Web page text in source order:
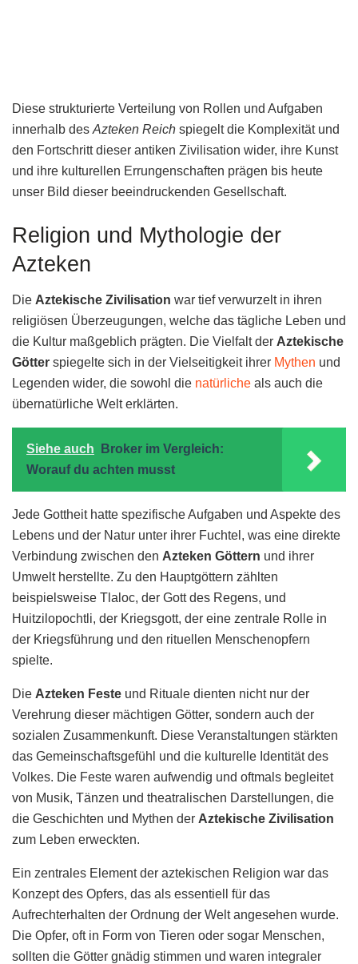
Diese strukturierte Verteilung von Rollen und Aufgaben
innerhalb desAzteken Reich spiegelt die Komplexität und
den Fortschritt dieser antiken Zivilisation wider, ihre Kunst
und ihre kulturellen Errungenschaften prägen bis heute
unser Bild dieser beeindruckenden Gesellschaft.
Religion und Mythologie der
Azteken
Die Aztekische Zivilisation war tief verwurzelt in ihren
religiösen Überzeugungen, welche das tägliche Leben und
die Kultur maßgeblich prägten. Die Vielfalt der Aztekische
Götter spiegelte sich in der Vielseitigkeit ihrer Mythen und
Legenden wider, die sowohl die natürliche als auch die
übernatürliche Welt erklärten.
Siehe auch
Broker im Vergleich:
Worauf du achten musst
Jede Gottheit hatte spezifische Aufgaben und Aspekte des
Lebens und der Natur unter ihrer Fuchtel, was eine direkte
Verbindung zwischen den Azteken Göttern und ihrer
Umwelt herstellte. Zu den Hauptgöttern zählten
beispielsweise Tlaloc, der Gott des Regens, und
Huitzilopochtli, der Kriegsgott, der eine zentrale Rolle in
der Kriegsführung und den rituellen Menschenopfern
spielte.
Die Azteken Feste und Rituale dienten nicht nur der
Verehrung dieser mächtigen Götter, sondern auch der
sozialen Zusammenkunft. Diese Veranstaltungen stärkten
das Gemeinschaftsgefühl und die kulturelle Identität des
Volkes. Die Feste waren aufwendig und oftmals begleitet
von Musik, Tänzen und theatralischen Darstellungen, die
die Geschichten und Mythen der Aztekische Zivilisation
zum Leben erweckten.
Ein zentrales Element der aztekischen Religion war das
Konzept des Opfers, das als essentiell für das
Aufrechterhalten der Ordnung der Welt angesehen wurde.
Die Opfer, oft in Form von Tieren oder sogar Menschen,
sollten die Götter gnädig stimmen und waren integraler